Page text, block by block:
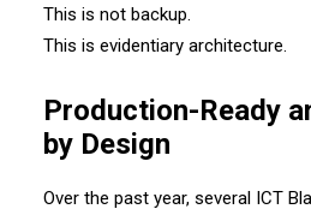
This is not backup.
This is evidentiary architecture.
Production-Ready
by Design
Over the past year, several ICT